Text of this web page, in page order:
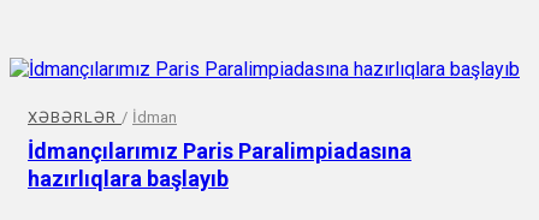
XƏBƏRLƏR / İdman
İdmançılarımız Paris Paralimpiadasına
hazırlıqlara başlayıb